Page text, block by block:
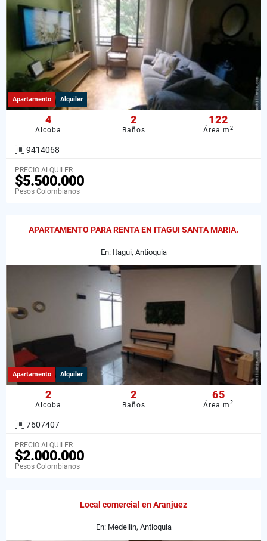
Apartamento Alquiler
4
Alcoba
2
Baños
122
Área m2
9414068
PRECIO ALQUILER
$5.500.000
Pesos Colombianos
APARTAMENTO PARA RENTA EN ITAGUI SANTA MARIA.
En: Itagui, Antioquia
Apartamento Alquiler
2
Alcoba
2
Baños
65
Área m2
7607407
PRECIO ALQUILER
$2.000.000
Pesos Colombianos
Local comercial en Aranjuez
En: Medellín, Antioquia